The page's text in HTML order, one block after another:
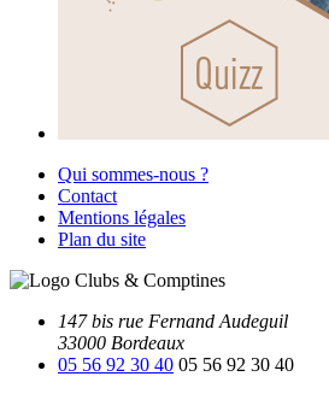
Qui sommes-nous ?
Contact
Mentions légales
Plan du site
147 bis rue Fernand Audeguil
33000 Bordeaux
05 56 92 30 40 05 56 92 30 40